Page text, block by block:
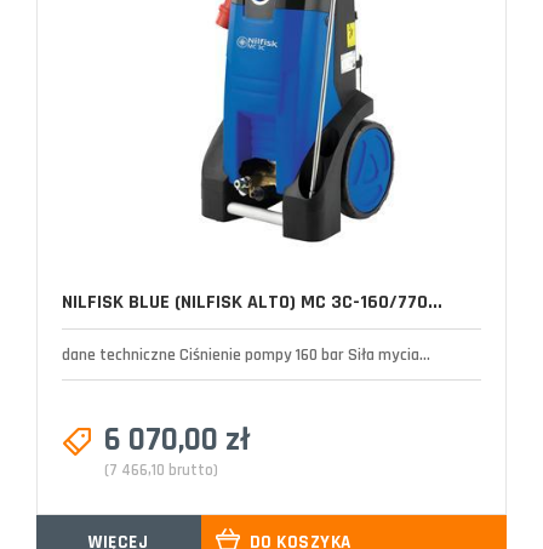
NILFISK BLUE (NILFISK ALTO) MC 3C-160/770...
dane techniczne Ciśnienie pompy 160 bar Siła mycia...
6 070,00 zł
(7 466,10 brutto)
WIĘCEJ DO KOSZYKA